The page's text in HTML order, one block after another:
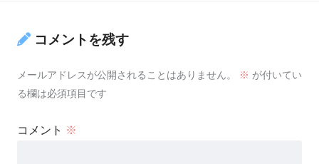
コメントを残す
メールアドレスが公開されることはありません。 ※ が付いてい
る欄は必須項目です
コメント ※